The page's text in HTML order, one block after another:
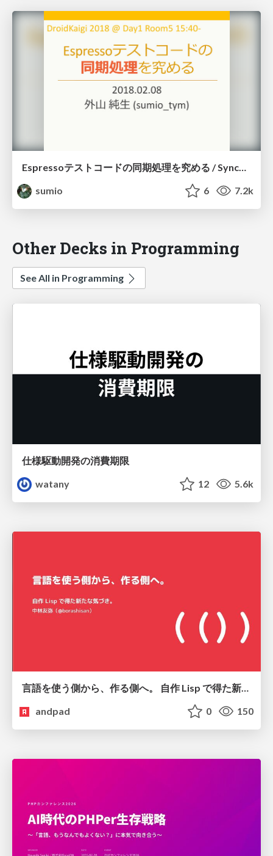
Espressoテストコードの同期処理を究める / Synchronization capabilities of Espresso
sumio
6 7.2k
Other Decks in Programming
See All in Programming
仕様駆動開発の消費期限
watany
12 5.6k
言語を使う側から、作る側へ。 自作 Lisp で得た新たな気づき。
andpad
0 150